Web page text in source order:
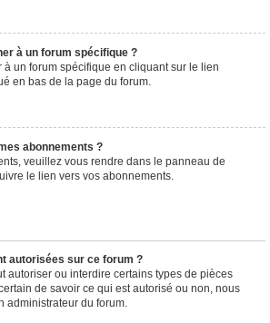
à un forum spécifique ?
un forum spécifique en cliquant sur le lien
en bas de la page du forum.
abonnements ?
veuillez vous rendre dans le panneau de
le lien vers vos abonnements.
autorisées sur ce forum ?
autoriser ou interdire certains types de pièces
de savoir ce qui est autorisé ou non, nous
administrateur du forum.